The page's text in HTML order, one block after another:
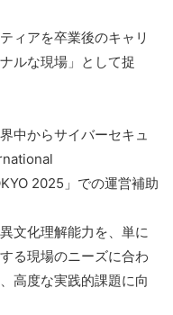
ィアを卒業後のキャリ
ルな現場」として捉
中からサイバーセキュ
2025」での運営補助
文化理解能力を、単に
る現場のニーズに合わ
高度な実践的課題に向